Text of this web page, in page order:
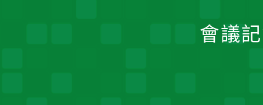
會議